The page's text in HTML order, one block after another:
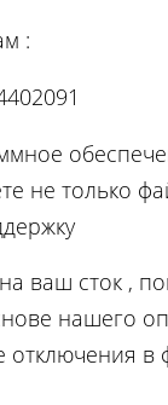
:
не только
ваш сток ,
нашего
в